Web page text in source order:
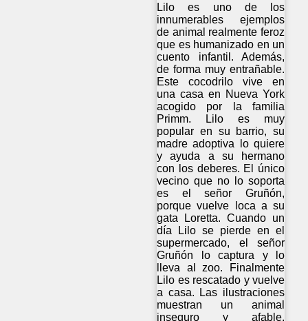
Lilo es uno de los
innumerables ejemplos
de animal realmente feroz
que es humanizado en un
cuento infantil. Además,
de forma muy entrañable.
Este cocodrilo vive en
una casa en Nueva York
acogido por la familia
Primm. Lilo es muy
popular en su barrio, su
madre adoptiva lo quiere
y ayuda a su hermano
con los deberes. El único
vecino que no lo soporta
es el señor Gruñón,
porque vuelve loca a su
gata Loretta. Cuando un
día Lilo se pierde en el
supermercado, el señor
Gruñón lo captura y lo
lleva al zoo. Finalmente
Lilo es rescatado y vuelve
a casa. Las ilustraciones
muestran un animal
inseguro y afable,